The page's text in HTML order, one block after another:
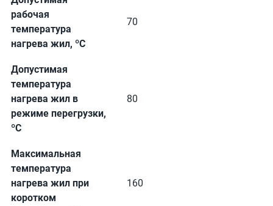
рабочая
температура
нагрева жил, ºС
70
Допустимая
температура
нагрева жил в
режиме перегрузки,
ºС
80
Максимальная
температура
нагрева жил при
коротком
160